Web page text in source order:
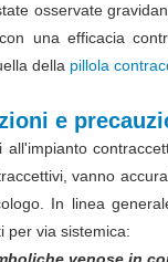
osservate
una efficacia
della pillola
e
all'impianto
vanno
In linea
per via sistemica: